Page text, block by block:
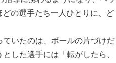
の選手たち一人ひとりに、ど
いたのは、ボールの片づけだ
した選手には「転がしたら、